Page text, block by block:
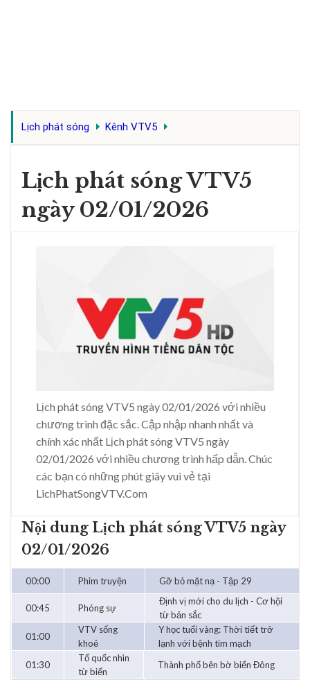
Lịch phát sóng Kênh VTV5
Lịch phát sóng VTV5
ngày 02/01/2026
Lịch phát sóng VTV5 ngày 02/01/2026 với nhiều
chương trình đặc sắc. Cập nhập nhanh nhất và
chính xác nhất Lịch phát sóng VTV5 ngày
02/01/2026 với nhiều chương trình hấp dẫn. Chúc
các bạn có những phút giây vui vẻ tại
LichPhatSongVTV.Com
Nội dung Lịch phát sóng VTV5 ngày
02/01/2026
00:00 Phim truyện Gỡ bỏ mặt nạ - Tập 29
00:45 Phóng sự
Định vị mới cho du lịch - Cơ hội
từ bản sắc
01:00
VTV sống
khoẻ
Y học tuổi vàng: Thời tiết trở
lạnh với bệnh tim mạch
01:30
Tổ quốc nhìn
từ biển
Thành phố bên bờ biển Đông